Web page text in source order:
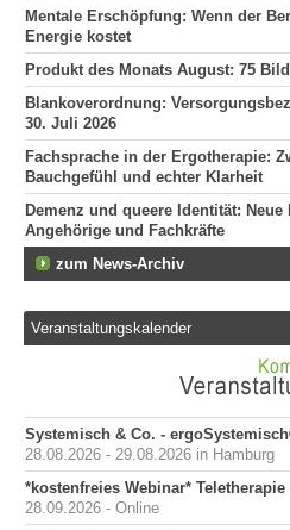
Mentale Erschöpfung: Wenn der
Energie kostet
Produkt des Monats August: 75
Blankoverordnung:
30. Juli 2026
Fachsprache in der Ergotherapie:
Bauchgefühl und echter Klarheit
Demenz und queere Identität:
Angehörige und Fachkräfte
zum News-Archiv
Veranstaltungskalender
Systemisch & Co. -
28.08.2026 - 29.08.2026 in Hamburg
*kostenfreies Webinar*
28.09.2026 - Online